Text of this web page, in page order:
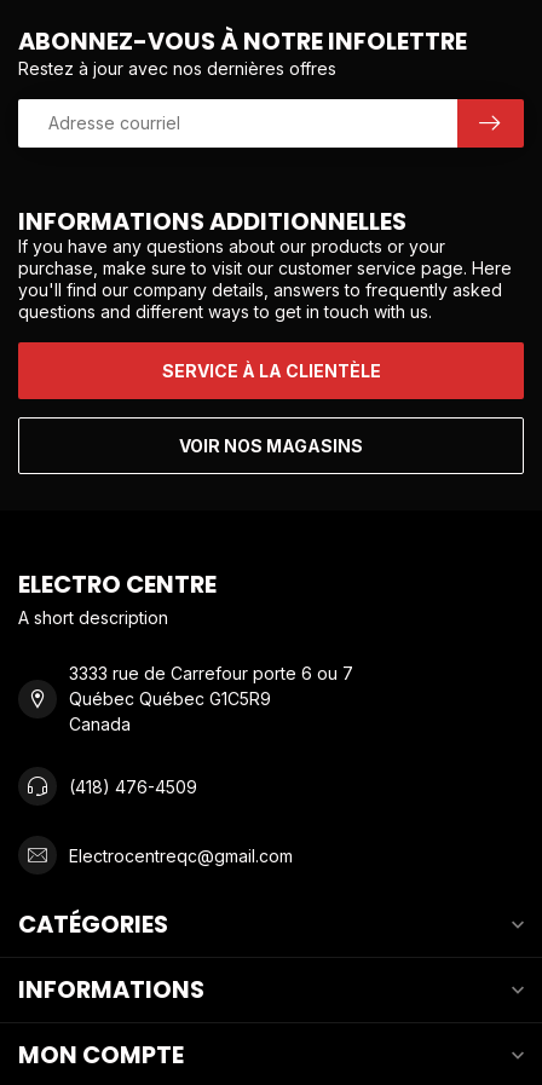
INFORMATIONS ADDITIONNELLES
If you have any questions about our products or your
purchase, make sure to visit our customer service page. Here
you'll find our company details, answers to frequently asked
questions and different ways to get in touch with us.
SERVICE À LA CLIENTÈLE
VOIR NOS MAGASINS
ABONNEZ-VOUS À NOTRE INFOLETTRE
Restez à jour avec nos dernières offres
ELECTRO CENTRE
A short description
3333 rue de Carrefour porte 6 ou 7
Québec Québec G1C5R9
Canada
(418) 476-4509
Electrocentreqc@gmail.com
CATÉGORIES
INFORMATIONS
MON COMPTE